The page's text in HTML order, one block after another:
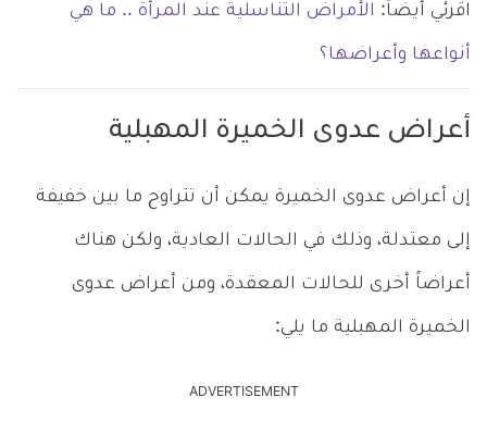
اقرئي أيضاً: الأمراض التناسلية عند المرأة .. ما هي
أنواعها وأعراضها؟
أعراض عدوى الخميرة المهبلية
إن أعراض عدوى الخميرة يمكن أن تتراوح ما بين خفيفة
إلى معتدلة، وذلك في الحالات العادية، ولكن هناك
أعراضاً أخرى للحالات المعقدة، ومن أعراض عدوى
الخميرة المهبلية ما يلي:
ADVERTISEMENT